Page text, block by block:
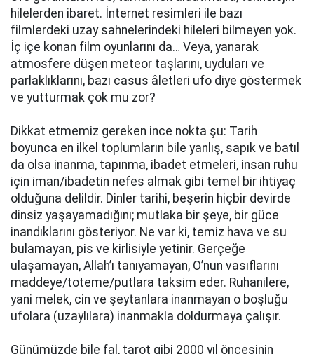
hilelerden ibaret. İnternet resimleri ile bazı
filmlerdeki uzay sahnelerindeki hileleri bilmeyen yok.
İç içe konan film oyunlarını da… Veya, yanarak
atmosfere düşen meteor taşlarını, uyduları ve
parlaklıklarını, bazı casus âletleri ufo diye göstermek
ve yutturmak çok mu zor?
Dikkat etmemiz gereken ince nokta şu: Tarih
boyunca en ilkel toplumların bile yanlış, sapık ve batıl
da olsa inanma, tapınma, ibadet etmeleri, insan ruhu
için iman/ibadetin nefes almak gibi temel bir ihtiyaç
olduğuna delildir. Dinler tarihi, beşerin hiçbir devirde
dinsiz yaşayamadığını; mutlaka bir şeye, bir güce
inandıklarını gösteriyor. Ne var ki, temiz hava ve su
bulamayan, pis ve kirlisiyle yetinir. Gerçeğe
ulaşamayan, Allah’ı tanıyamayan, O’nun vasıflarını
maddeye/toteme/putlara taksim eder. Ruhanilere,
yani melek, cin ve şeytanlara inanmayan o boşluğu
ufolara (uzaylılara) inanmakla doldurmaya çalışır.
Günümüzde bile fal, tarot gibi 2000 yıl öncesinin